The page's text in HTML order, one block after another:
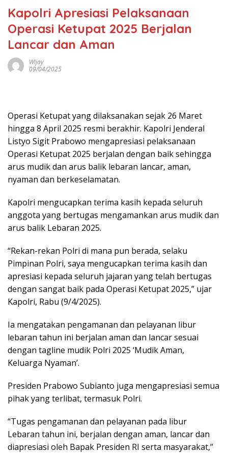
Kapolri Apresiasi Pelaksanaan
Operasi Ketupat 2025 Berjalan
Lancar dan Aman
Wijay
09/04/2025
Operasi Ketupat yang dilaksanakan sejak 26 Maret
hingga 8 April 2025 resmi berakhir. Kapolri Jenderal
Listyo Sigit Prabowo mengapresiasi pelaksanaan
Operasi Ketupat 2025 berjalan dengan baik sehingga
arus mudik dan arus balik lebaran lancar, aman,
nyaman dan berkeselamatan.
Kapolri mengucapkan terima kasih kepada seluruh
anggota yang bertugas mengamankan arus mudik dan
arus balik Lebaran 2025.
“Rekan-rekan Polri di mana pun berada, selaku
Pimpinan Polri, saya mengucapkan terima kasih dan
apresiasi kepada seluruh jajaran yang telah bertugas
dengan sangat baik pada Operasi Ketupat 2025,” ujar
Kapolri, Rabu (9/4/2025).
Ia mengatakan pengamanan dan pelayanan libur
lebaran tahun ini berjalan aman dan lancar sesuai
dengan tagline mudik Polri 2025 ‘Mudik Aman,
Keluarga Nyaman’.
Presiden Prabowo Subianto juga mengapresiasi semua
pihak yang terlibat, termasuk Polri.
“Tugas pengamanan dan pelayanan pada libur
Lebaran tahun ini, berjalan dengan aman, lancar dan
diapresiasi oleh Bapak Presiden RI serta masyarakat,”